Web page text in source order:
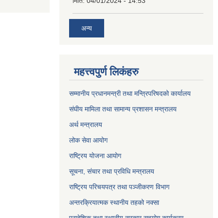
अन्य
महत्त्वपुर्ण लिकंहरु
सम्मानीय प्रधानमन्त्री तथा मन्त्रिपरिषदको कार्यालय
संघीय मामिला तथा सामान्य प्रशासन मन्त्रालय
अर्थ मन्त्रालय
लोक सेवा आयोग
राष्ट्रिय योजना आयोग
सूचना, संचार तथा प्रविधि मन्त्रालय
राष्ट्रिय परिचयपत्र तथा पञ्जीकरण विभाग
अन्तरक्रियात्मक स्थानीय तहको नक्सा